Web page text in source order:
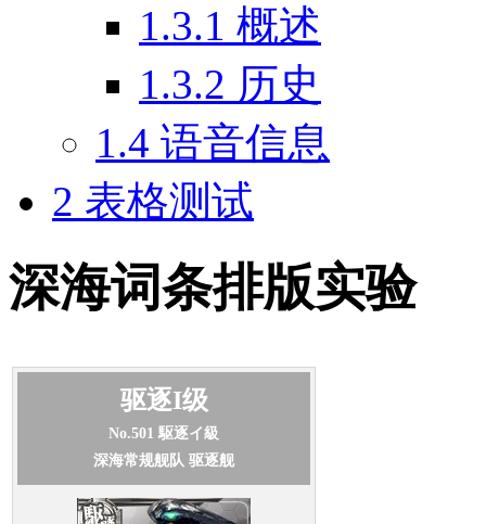
1.3.1 概述
1.3.2 历史
1.4 语音信息
2 表格测试
深海词条排版实验
驱逐I级
No.501 駆逐イ級
深海常规舰队 驱逐舰